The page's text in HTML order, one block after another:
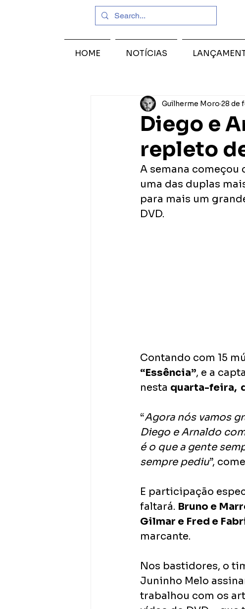
Diego e
repleto
Guilherme Moro 28 de
A semana começou
uma das duplas
para mais um
DVD.
Contando com 15
“Essência”, e a
nesta quarta-feira,
“Agora nós vamos
Diego e Arnaldo
é o que a gente
sempre pediu”,
E participação
faltará. Bruno e
Gilmar e Fred e
marcante.
Nos bastidores, o
Juninho Melo
trabalhou com os
HOME NOTÍCIAS